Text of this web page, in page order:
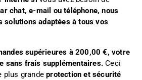
chat, e-mail ou téléphone, nous
solutions adaptées à tous vos
supérieures à 200,00 €, votre
sans frais supplémentaires. Ceci
plus grandeprotection et sécurité